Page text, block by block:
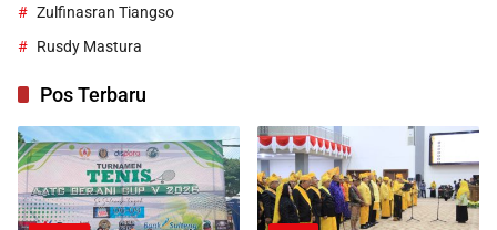
Zulfinasran Tiangso
Rusdy Mastura
Pos Terbaru